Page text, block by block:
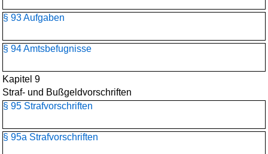
§ 93 Aufgaben
§ 94 Amtsbefugnisse
Kapitel 9
Straf- und Bußgeldvorschriften
§ 95 Strafvorschriften
§ 95a Strafvorschriften